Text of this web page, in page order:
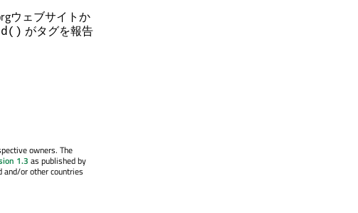
ウェブサイトか
がタグを報告
owners. The
1.3 as published by
and/or other countries